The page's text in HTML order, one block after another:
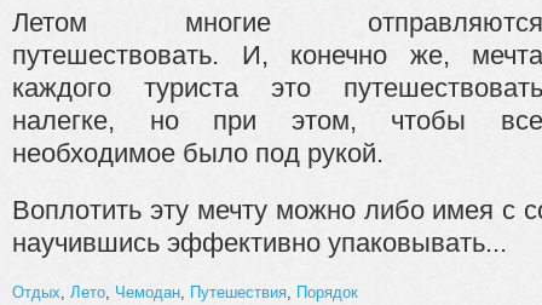
Летом многие отправляются
путешествовать. И, конечно же, мечта
каждого туриста это путешествовать
налегке, но при этом, чтобы все
необходимое было под рукой.
Воплотить эту мечту можно либо имея с
научившись эффективно упаковывать...
Отдых, Лето, Чемодан, Путешествия, Порядок